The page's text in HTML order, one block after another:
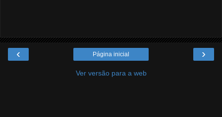
‹ ›
Página inicial
Ver versão para a web